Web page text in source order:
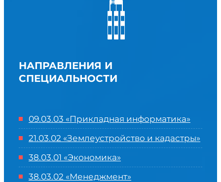
НАПРАВЛЕНИЯ И
СПЕЦИАЛЬНОСТИ
09.03.03 «Прикладная информатика»
21.03.02 «Землеустройство и кадастры»
38.03.01 «Экономика»
38.03.02 «Менеджмент»